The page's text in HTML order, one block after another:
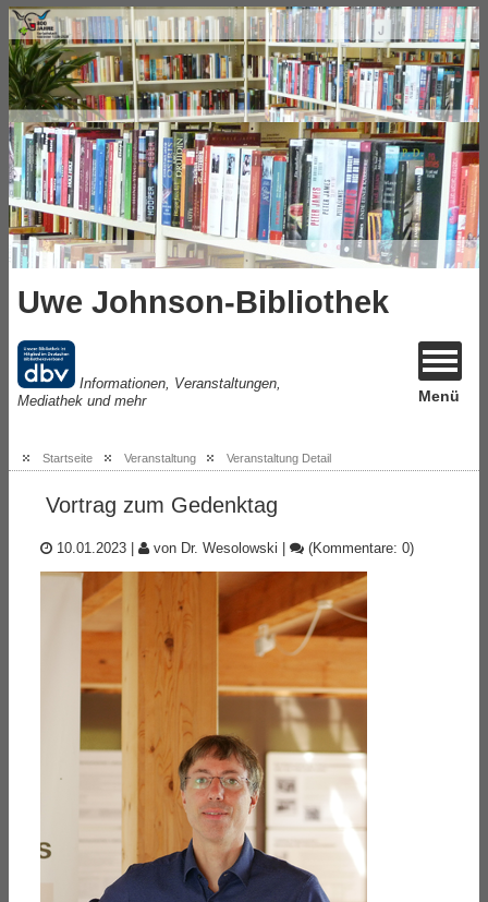
Uwe Johnson-Bibliothek
Informationen, Veranstaltungen,
Mediathek und mehr
Menü
Startseite Veranstaltung Veranstaltung Detail
Vortrag zum Gedenktag
10.01.2023 | von Dr. Wesolowski | (Kommentare: 0)